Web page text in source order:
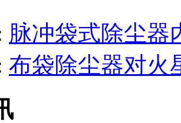
脉冲袋式除尘器
布袋除尘器对火